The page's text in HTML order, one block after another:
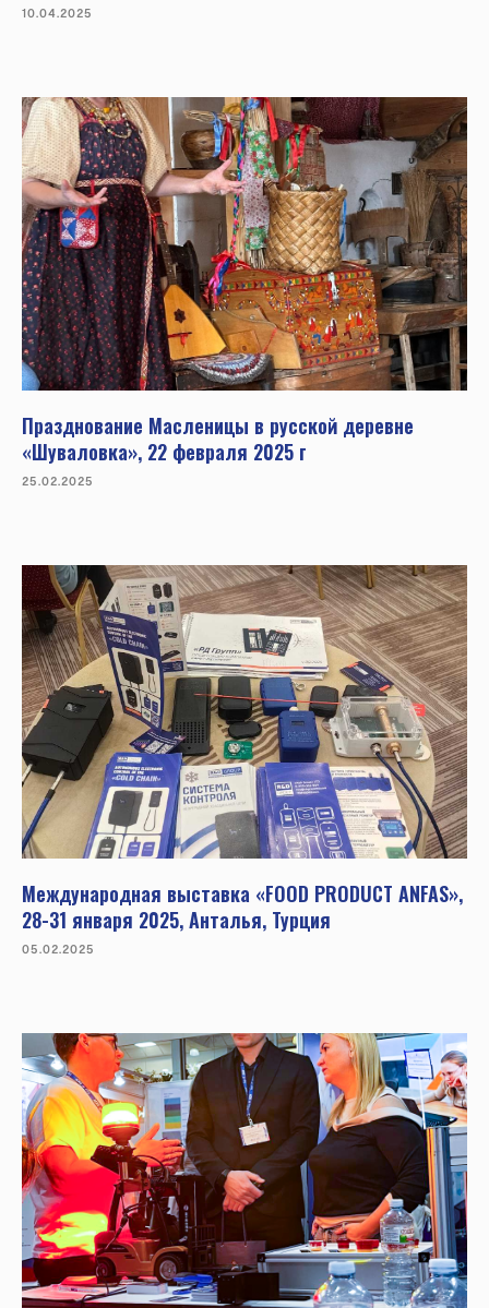
10.04.2025
Празднование Масленицы в русской деревне
«Шуваловка», 22 февраля 2025 г
25.02.2025
Международная выставка «FOOD PRODUCT ANFAS»,
28-31 января 2025, Анталья, Турция
05.02.2025